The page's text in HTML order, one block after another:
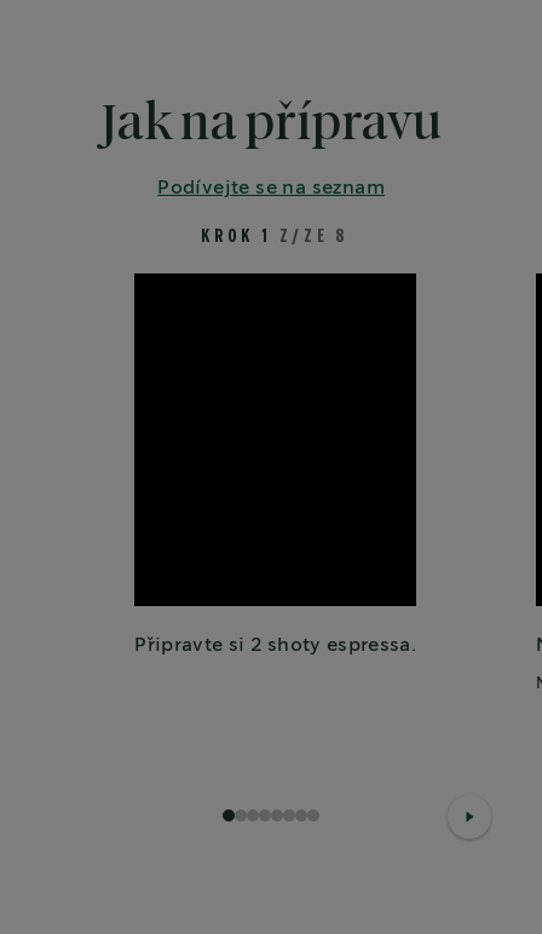
Jak na přípravu
Podívejte se na seznam
KROK 1 Z/ZE 8
Připravte si 2 shoty espressa.
1 234567